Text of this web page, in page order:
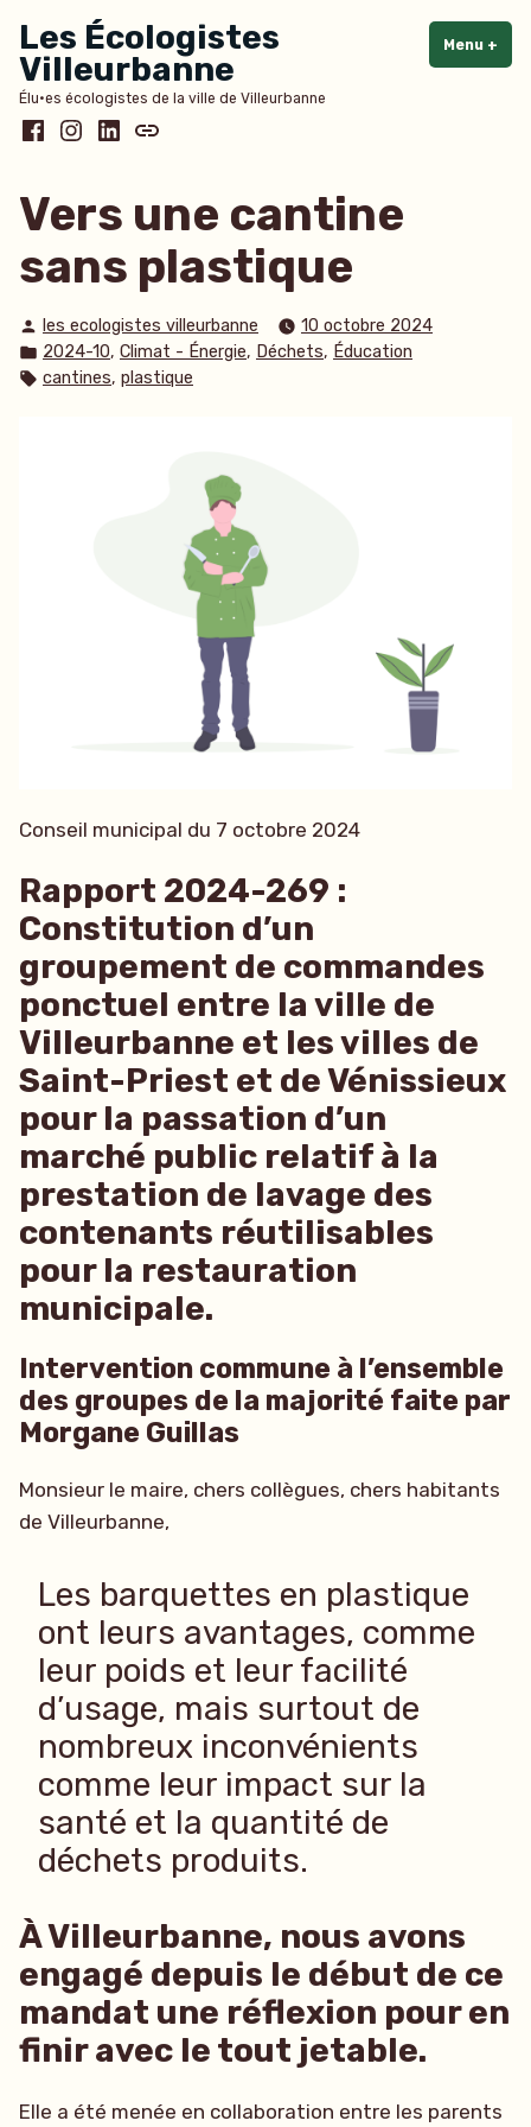
au
contenu
Les Écologistes
Villeurbanne
Élu·es écologistes de la ville de Villeurbanne
Menu +
Facebook
Instagram
LinkedInBluesky
Vers une cantine
sans plastique
Publié
par
les ecologistes villeurbanne
10 octobre 2024
Publié
dans
2024-10, Climat - Énergie, Déchets, Éducation
Étiquettes :
cantines, plastique
Conseil municipal du 7 octobre 2024
Rapport 2024-269 :
Constitution d’un
groupement de commandes
ponctuel entre la ville de
Villeurbanne et les villes de
Saint-Priest et de Vénissieux
pour la passation d’un
marché public relatif à la
prestation de lavage des
contenants réutilisables
pour la restauration
municipale.
Intervention commune à l’ensemble
des groupes de la majorité faite par
Morgane Guillas
Monsieur le maire, chers collègues, chers habitants
de Villeurbanne,
Les barquettes en plastique
ont leurs avantages, comme
leur poids et leur facilité
d’usage, mais surtout de
nombreux inconvénients
comme leur impact sur la
santé et la quantité de
déchets produits.
À Villeurbanne, nous avons
engagé depuis le début de ce
mandat une réflexion pour en
finir avec le tout jetable.
Elle a été menée en collaboration entre les parents